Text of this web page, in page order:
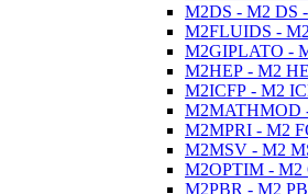
M2DS - M2 DS -
M2FLUIDS - M2
M2GIPLATO -
M2HEP - M2
M2ICFP - M2
M2MATHMOD
M2MPRI - M2
M2MSV - M2
M2OPTIM - M2
M2PBR - M2